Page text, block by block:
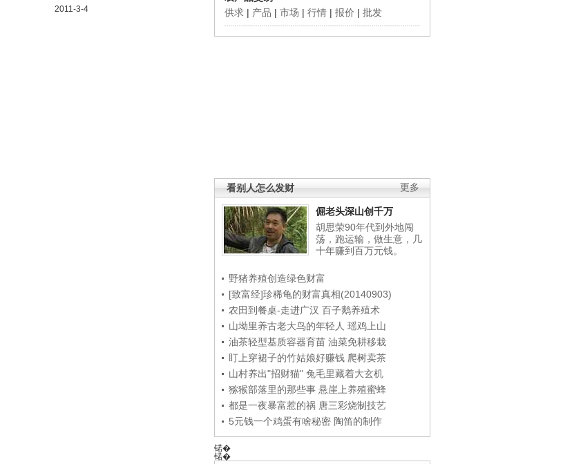
供求 | 产品 | 市场 | 行情 | 报价 | 批发
更多
看别人怎么发财
倔老头深山创千万
胡思荣90年代到外地闯
荡，跑运输，做生意，几
十年赚到百万元钱。
野猪养殖创造绿色财富
[致富经]珍稀龟的财富真相(20140903)
农田到餐桌-走进广汉 百子鹅养殖术
山坳里养古老大鸟的年轻人 瑶鸡上山
油茶轻型基质容器育苗 油菜免耕移栽
盯上穿裙子的竹姑娘好赚钱 爬树卖茶
山村养出"招财猫" 兔毛里藏着大玄机
猕猴部落里的那些事 悬崖上养殖蜜蜂
都是一夜暴富惹的祸 唐三彩烧制技艺
5元钱一个鸡蛋有啥秘密 陶笛的制作
锘�
锘�
2011-3-4